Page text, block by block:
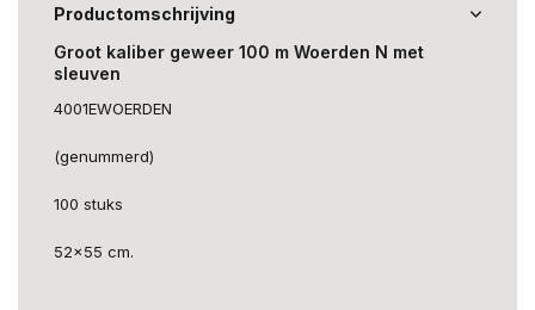
Productomschrijving
Groot kaliber geweer 100 m Woerden N met
sleuven
4001EWOERDEN
(genummerd)
100 stuks
52x55 cm.